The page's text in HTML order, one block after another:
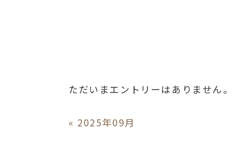
ただいまエントリーはありません。
« 2025年09月